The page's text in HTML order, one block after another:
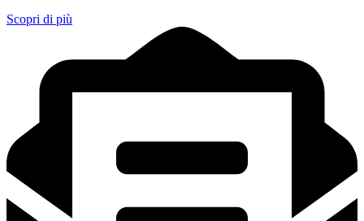
Scopri di più